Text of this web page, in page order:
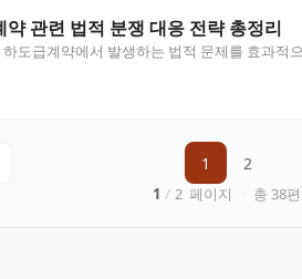
관련 법적 분쟁 대응 전략 총정리
도급계약에서 발생하는 법적 문제를 효과
1 2
1 / 2 페이지 · 총 38편